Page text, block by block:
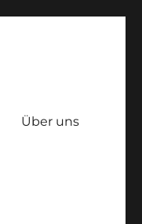
Über uns